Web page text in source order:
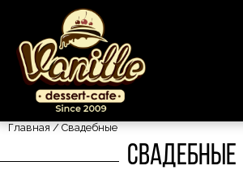
Главная/ Свадебные
Свадебные